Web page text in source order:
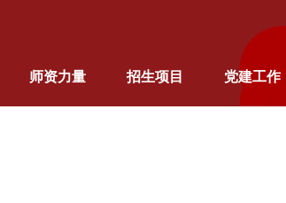
师资力量 招生项目 党建工作